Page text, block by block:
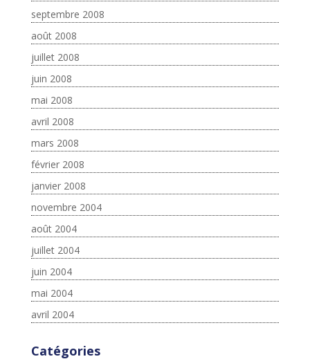
septembre 2008
août 2008
juillet 2008
juin 2008
mai 2008
avril 2008
mars 2008
février 2008
janvier 2008
novembre 2004
août 2004
juillet 2004
juin 2004
mai 2004
avril 2004
Catégories